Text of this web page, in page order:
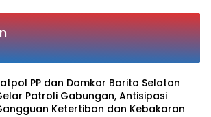
PP dan Damkar Barito Selatan
Patroli Gabungan, Antisipasi
Ketertiban dan Kebakaran